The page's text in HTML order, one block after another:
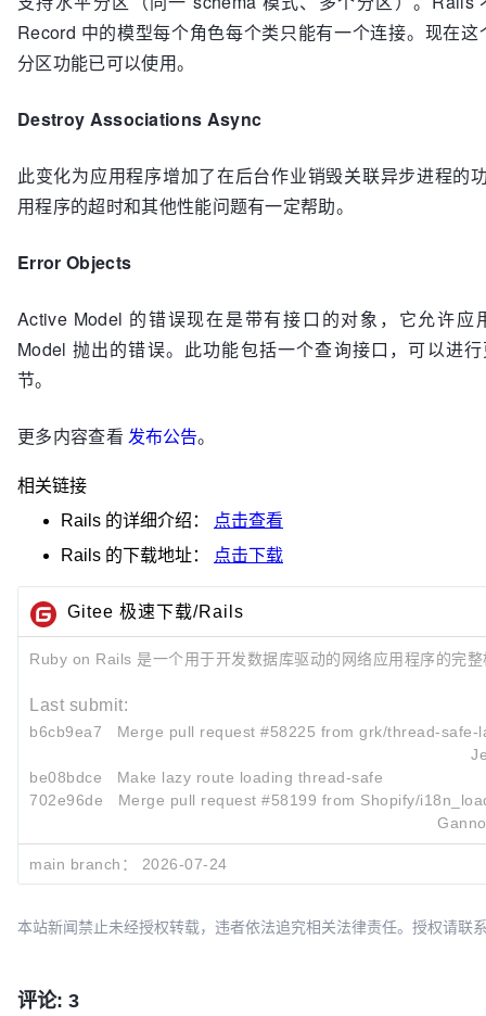
Record 中的模型每个角色每个类只能有一个连接。现在
分区功能已可以使用。
Destroy Associations Async
此变化为应用程序增加了在后台作业销毁关联异步进程的
用程序的超时和其他性能问题有一定帮助。
Error Objects
Active Model 的错误现在是带有接口的对象，它允许
Model 抛出的错误。此功能包括一个查询接口，可以进
节。
更多内容查看发布公告。
相关链接
Rails 的详细介绍：
点击查看
Rails 的下载地址： 点击下载
Gitee 极速下载/Rails
Ruby on Rails 是一个用于开发数据库驱动的网络应用程序的完整
Last submit:
b6cb9ea7
Merge pull request #58225 from grk/thread-safe-
be08bdce
Make lazy route loading thread-safe
702e96de
Merge pull request #58199 from Shopify/
main branch： 2026-07-24
本站新闻禁止未经授权转载，违者依法追究相关法律责任。授权请联
评论: 3